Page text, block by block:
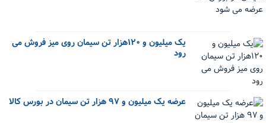
یک میلیون و ۱۲۰هزار تن سیمان روی میز فروش می
رود
عرضه یک میلیون و ۹۷ هزار تن سیمان در بورس کالا